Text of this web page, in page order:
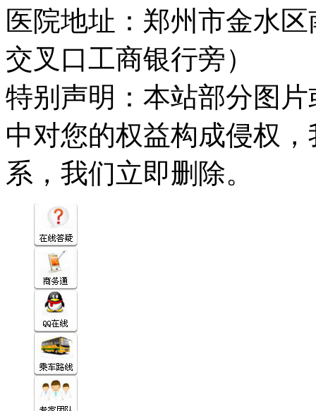
医院地址：郑州市金水
交叉口工商银行旁）
特别声明：本站部分图
中对您的权益构成侵权
系，我们立即删除。